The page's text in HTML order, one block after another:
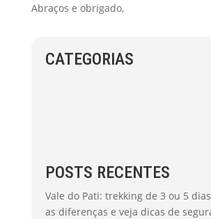
Abraços e obrigado,
CATEGORIAS
POSTS RECENTES
Vale do Pati: trekking de 3 ou 5
as diferenças e veja dicas de